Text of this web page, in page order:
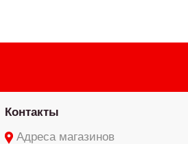
Контакты
Адреса магазинов